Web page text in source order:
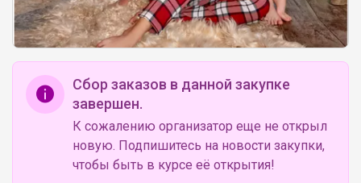
Сбор заказов в данной закупке
завершен.
К сожалению организатор еще не открыл
новую. Подпишитесь на новости закупки,
чтобы быть в курсе её открытия!